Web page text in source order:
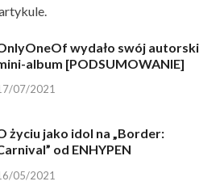
wydało swój autorski
album [PODSUMOWANIE]
07/2021
życiu jako idol na „Border:
od ENHYPEN
05/2021